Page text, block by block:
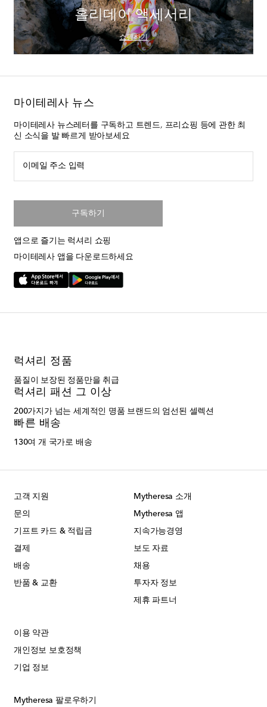
홀리데이 액세서리
쇼핑하기
마이테레사 뉴스
마이테레사 뉴스레터를 구독하고 트렌드, 프리쇼핑 등에 관한 최
신 소식을 발 빠르게 받아보세요
이메일 주소 입력
구독하기
앱으로 즐기는 럭셔리 쇼핑
마이테레사 앱을 다운로드하세요
럭셔리 정품
품질이 보장된 정품만을 취급
럭셔리 패션 그 이상
200가지가 넘는 세계적인 명품 브랜드의 엄선된 셀렉션
빠른 배송
130여 개 국가로 배송
고객 지원
문의
기프트 카드 & 적립금
결제
배송
반품 & 교환
Mytheresa 소개
Mytheresa 앱
지속가능경영
보도 자료
채용
투자자 정보
제휴 파트너
이용 약관
개인정보 보호정책
기업 정보
Mytheresa 팔로우하기